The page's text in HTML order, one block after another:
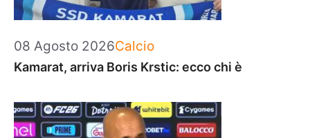
08 Agosto 2026Categorie
Calcio
Kamarat, arriva Boris Krstic: ecco chi è